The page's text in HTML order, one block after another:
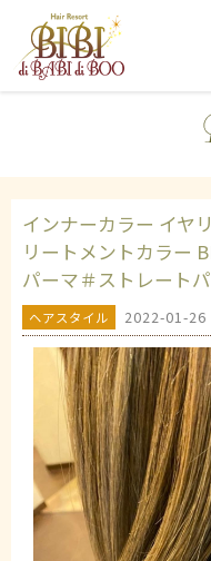
インナーカラー イヤ
リートメントカラー
パーマ＃ストレート
ヘアスタイル 2022-01-26